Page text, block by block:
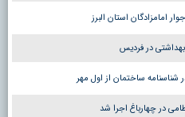
بهداشتی در فردیس
شناسنامه ساختمان از اول مهر
در چهارباغ اجرا شد